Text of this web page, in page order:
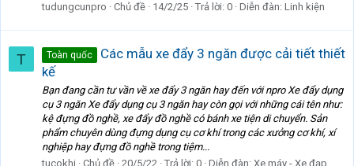
tudungcunpro
Chủ đề 14/2/25 Trả lời: 0 Diễn đàn: Linh kiện
T Toàn quốc
Các mẫu xe đẩy 3 ngăn được cải tiết thiết
kế
Bạn đang cần tư vần về xe đẩy 3 ngăn hay đến với npro Xe đẩy dụng
cụ 3 ngăn Xe đẩy dụng cụ 3 ngăn hay còn gọi với những cái tên như:
kệ đựng đồ nghề, xe đẩy đồ nghề có bánh xe tiện di chuyển. Sản
phẩm chuyên dùng đựng dụng cụ cơ khí trong các xưởng cơ khí, xí
nghiệp hay đựng đồ nghề trong tiệm...
tucokhi
Chủ đề 20/5/22 Trả lời: 0 Diễn đàn: Xe máy - Xe đạp